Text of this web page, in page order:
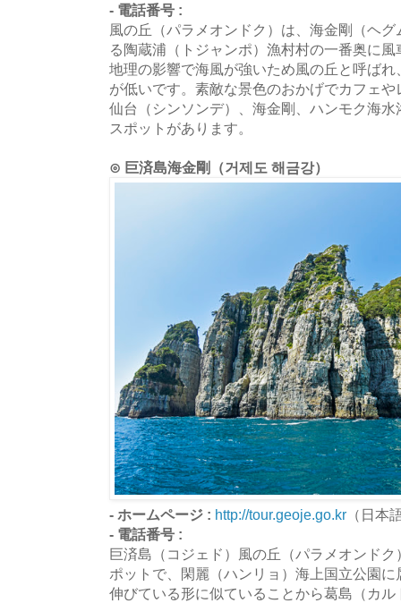
- 電話番号 :
風の丘（パラメオンドク）は、海金剛（ヘ
る陶蔵浦（トジャンポ）漁村村の一番奥に
地理の影響で海風が強いため風の丘と呼ば
が低いです。素敵な景色のおかげでカフェ
仙台（シンソンデ）、海金剛、ハンモク海
スポットがあります。
⊙ 巨済島海金剛（거제도 해금강）
- ホームページ : http://tour.geoje.go.kr （日本
- 電話番号 :
巨済島（コジェド）風の丘（パラメオンド
ポットで、閑麗（ハンリョ）海上国立公園
伸びている形に似ていることから葛島（カ